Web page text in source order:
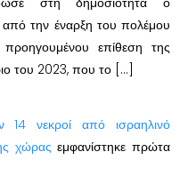
την έναρξη του πολέμου
επίθεση της
του 2023, που το […]
14 νεκροί από ισραηλινό
χώρας εμφανίστηκε πρώτα